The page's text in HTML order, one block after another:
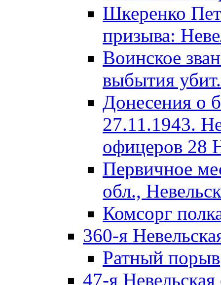
Шкеренко
призыва:
Воинское
выбытия убит.
Донесения о
27.11.1943.
офицеров 28
Первичное
обл.,
Комсорг
360-я
Ратный порыв
47-я Невельская